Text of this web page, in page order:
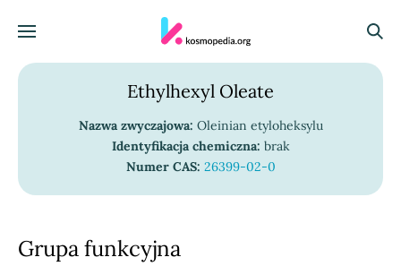
Menu
Ethylhexyl Oleate
Nazwa zwyczajowa: Oleinian etyloheksylu
Identyfikacja chemiczna: brak
Numer CAS: 26399-02-0
Grupa funkcyjna